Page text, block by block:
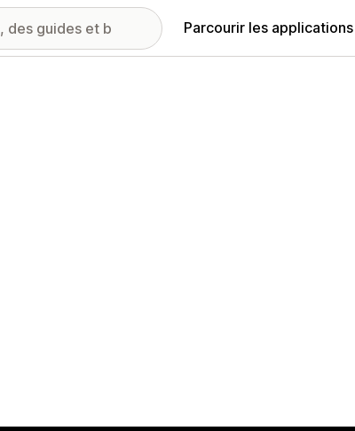
Parcourir les applications